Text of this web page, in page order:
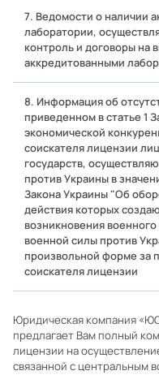
7. Ведомости о наличии
лаборатории,
контроль и договоры на
аккредитованными
8. Информация об
приведенном в статье 1
экономической
соискателя лицензии
государств,
против Украины в
Закона Украины "Об
действия которых
возникновения
военной силы против
произвольной форме за
соискателя лицензии
Юридическая компания
предлагает Вам полный
лицензии на
связанной с центральным